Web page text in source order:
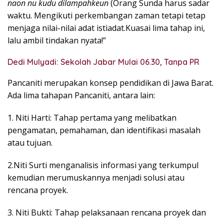
naon nu kudu dilampahkeun(Orang Sunda harus sadar
waktu. Mengikuti perkembangan zaman tetapi tetap
menjaga nilai-nilai adat istiadat.Kuasai lima tahap ini,
lalu ambil tindakan nyata!”
Dedi Mulyadi: Sekolah Jabar Mulai 06.30, Tanpa PR
Pancaniti merupakan konsep pendidikan di Jawa Barat.
Ada lima tahapan Pancaniti, antara lain:
1. Niti Harti: Tahap pertama yang melibatkan
pengamatan, pemahaman, dan identifikasi masalah
atau tujuan.
2.Niti Surti menganalisis informasi yang terkumpul
kemudian merumuskannya menjadi solusi atau
rencana proyek.
3. Niti Bukti: Tahap pelaksanaan rencana proyek dan